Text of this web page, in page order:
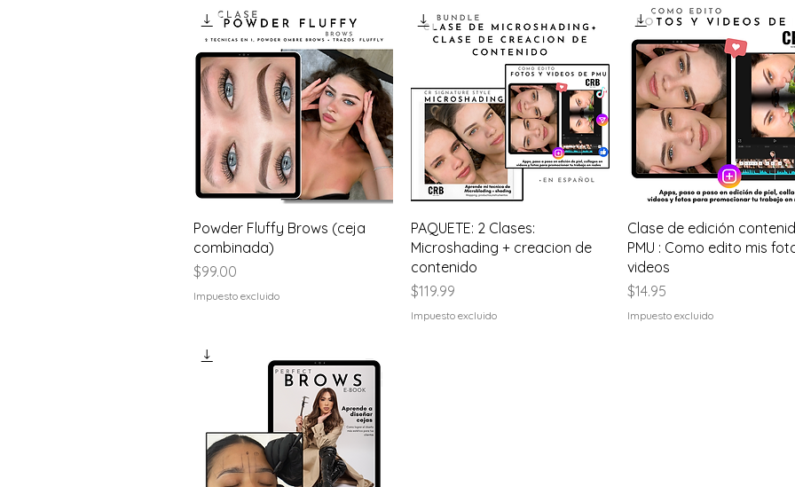
Vista rápida
Powder Fluffy Brows (ceja
combinada)
Precio
$99.00
Impuesto excluido
Vista rápida
PAQUETE: 2 Clases:
Microshading + creacion de
contenido
Precio
$119.99
Impuesto excluido
Vista rápida
Clase de edición
PMU : Como edito mis
videos
Precio
$14.95
Impuesto excluido